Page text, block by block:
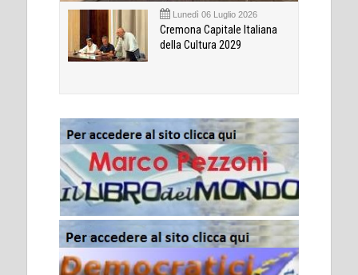
Lunedì 06 Luglio 2026
Cremona Capitale Italiana
della Cultura 2029